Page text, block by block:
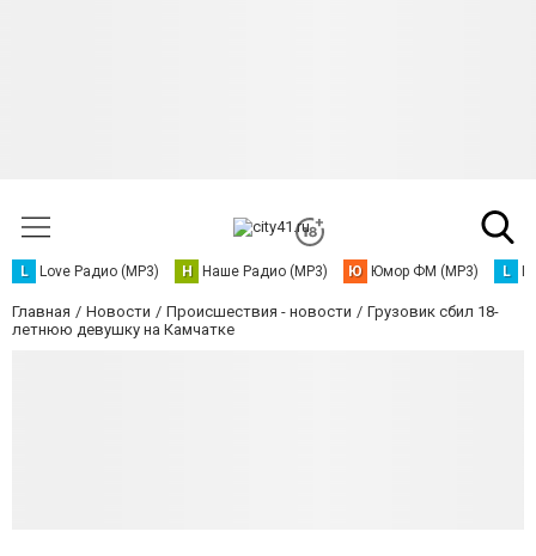
L Love Радио (MP3) Н Наше Радио (MP3) Ю Юмор ФМ (MP3) L
Главная Новости Происшествия - новости
Грузовик сбил 18-
летнюю девушку на Камчатке